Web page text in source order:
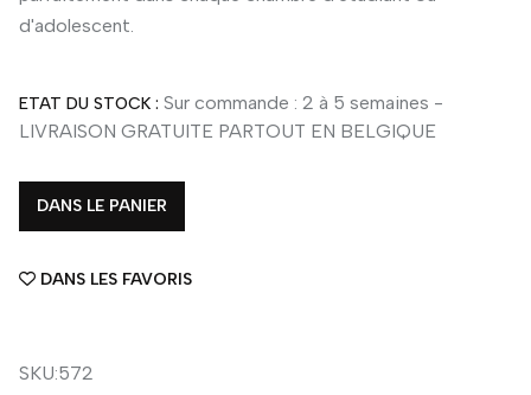
d'adolescent.
ETAT DU STOCK : Sur commande : 2 à 5 semaines -
LIVRAISON GRATUITE PARTOUT EN BELGIQUE
DANS LE PANIER
DANS LES FAVORIS
SKU:572